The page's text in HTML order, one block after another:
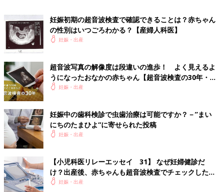
超音波写真の見方は？
超音波写真には何が写っているのか、事前にポイントを押さえて
おきましょう。
基本Point 1：写っているのは赤ちゃんの断面
妊娠初期の超音波検査で確認できることは？赤ちゃん
の性別はいつごろわかる？【産婦人科医】
妊娠・出産
超音波写真の解像度は段違いの進歩！ よく見えるよ
うになったおなかの赤ちゃん【超音波検査の30年・前
編】妊娠・出産
妊娠中の歯科検診で虫歯治療は可能ですか？－”まい
にちのたまひよ”に寄せられた投稿
妊娠・出産
【小児科医リレーエッセイ 31】 なぜ妊婦健診だ
け？出産後、赤ちゃんも超音波検査でチェックしたほ
うがいいことが【小児科医】
妊娠・出産